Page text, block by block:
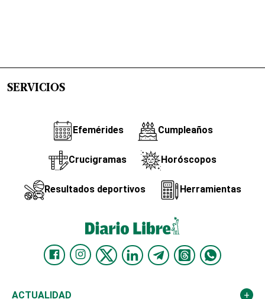
SERVICIOS
Efemérides Cumpleaños
Crucigramas Horóscopos
Resultados deportivos Herramientas
ACTUALIDAD